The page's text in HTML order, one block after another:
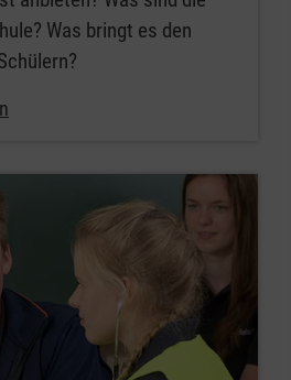
Was bringt es den